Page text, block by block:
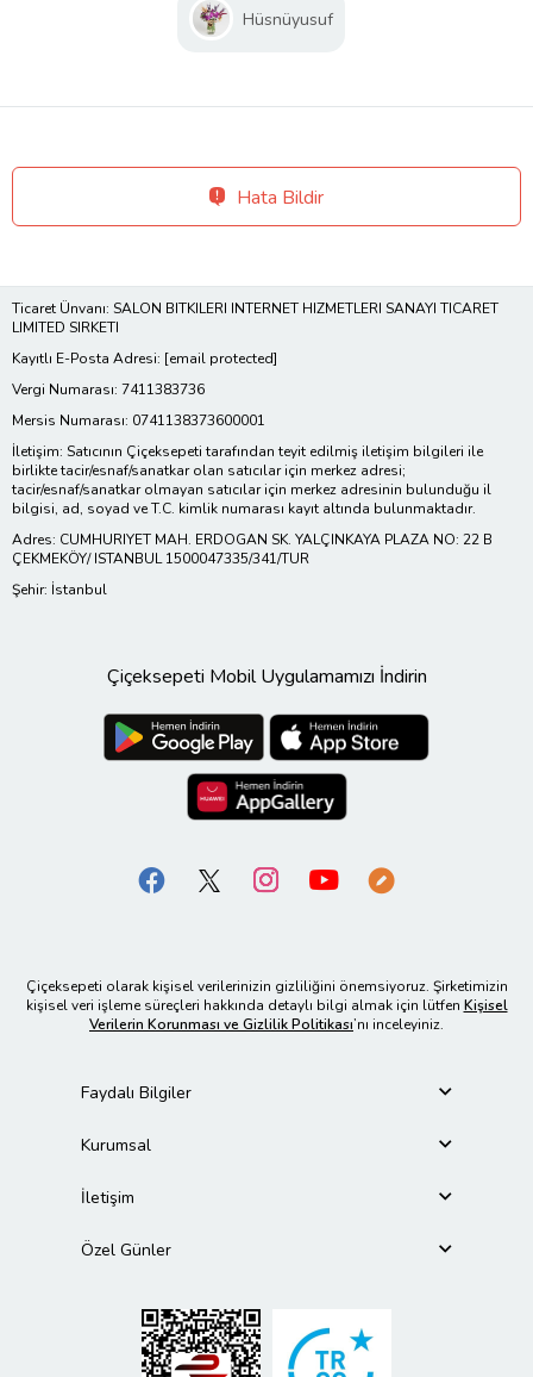
Hüsnüyusuf
Hata Bildir
Ticaret Ünvanı: SALON BITKILERI INTERNET HIZMETLERI SANAYI TICARET
LIMITED SIRKETI
Kayıtlı E-Posta Adresi: [email protected]
Vergi Numarası: 7411383736
Mersis Numarası: 0741138373600001
İletişim: Satıcının Çiçeksepeti tarafından teyit edilmiş iletişim bilgileri ile
birlikte tacir/esnaf/sanatkar olan satıcılar için merkez adresi;
tacir/esnaf/sanatkar olmayan satıcılar için merkez adresinin bulunduğu il
bilgisi, ad, soyad ve T.C. kimlik numarası kayıt altında bulunmaktadır.
Adres: CUMHURIYET MAH. ERDOGAN SK. YALÇINKAYA PLAZA NO: 22 B
ÇEKMEKÖY/ ISTANBUL 1500047335/341/TUR
Şehir: İstanbul
Çiçeksepeti Mobil Uygulamamızı İndirin
Çiçeksepeti olarak kişisel verilerinizin gizliliğini önemsiyoruz. Şirketimizin
kişisel veri işleme süreçleri hakkında detaylı bilgi almak için lütfen Kişisel
Verilerin Korunması ve Gizlilik Politikası’nı inceleyiniz.
Faydalı Bilgiler
Kurumsal
İletişim
Özel Günler